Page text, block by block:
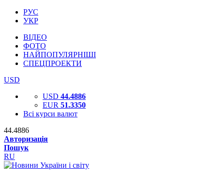
РУС
УКР
ВІДЕО
ФОТО
НАЙПОПУЛЯРНІШІ
СПЕЦПРОЕКТИ
USD
USD 44.4886
EUR 51.3350
Всі курси валют
44.4886
Авторизація
Пошук
RU